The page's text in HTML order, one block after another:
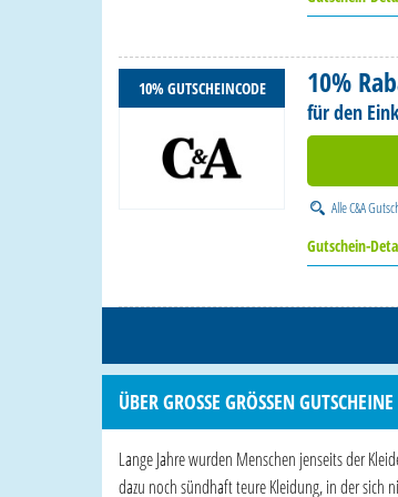
10% GUTSCHEINCODE 10%
für den
AlleC&A
Gutschein-
ÜBER GROSSE GRÖSSEN GUTSCHEINE
Lange Jahre wurden Menschen jenseits der
dazu noch sündhaft teure Kleidung, in der sich